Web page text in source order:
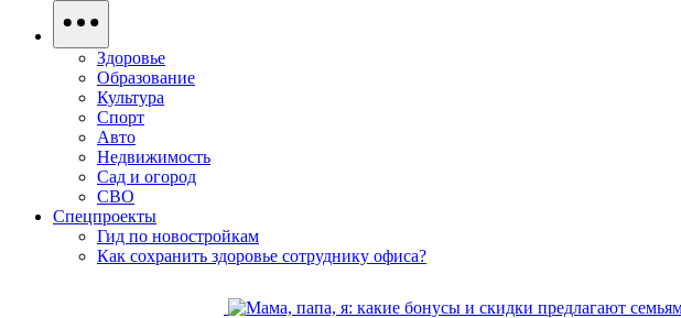
Здоровье
Образование
Культура
Спорт
Авто
Недвижимость
Сад и огород
СВО
Спецпроекты
Гид по новостройкам
Как сохранить здоровье сотруднику офиса?